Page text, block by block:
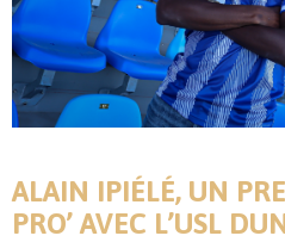
ALAIN IPIÉLÉ, UN
PRO’ AVEC L’USL